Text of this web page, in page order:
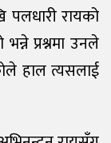
पलधारी रायको
प्रश्नमा उनले
हाल त्यसलाई